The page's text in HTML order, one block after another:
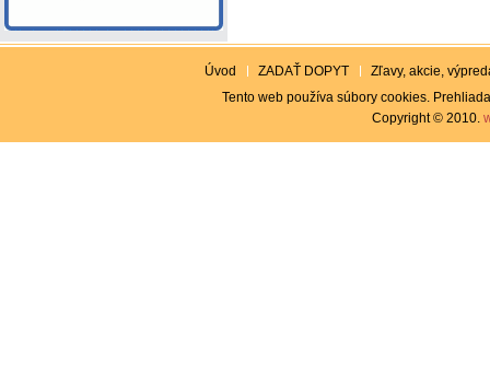
Úvod ZADAŤ DOPYT
Zľavy, akcie,
Tento web používa súbory cookies.
Copyright © 2010.